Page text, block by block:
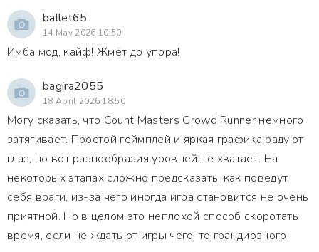
ballet65
14 May 2026 10:50
Имба мод, кайф! Жмёт до упора!
bagira2055
18 April 2026 18:50
Могу сказать, что Count Masters Crowd Runner немного
затягивает. Простой геймплей и яркая графика радуют
глаз, но вот разнообразия уровней не хватает. На
некоторых этапах сложно предсказать, как поведут
себя враги, из-за чего иногда игра становится не очень
приятной. Но в целом это неплохой способ скоротать
время, если не ждать от игры чего-то грандиозного.